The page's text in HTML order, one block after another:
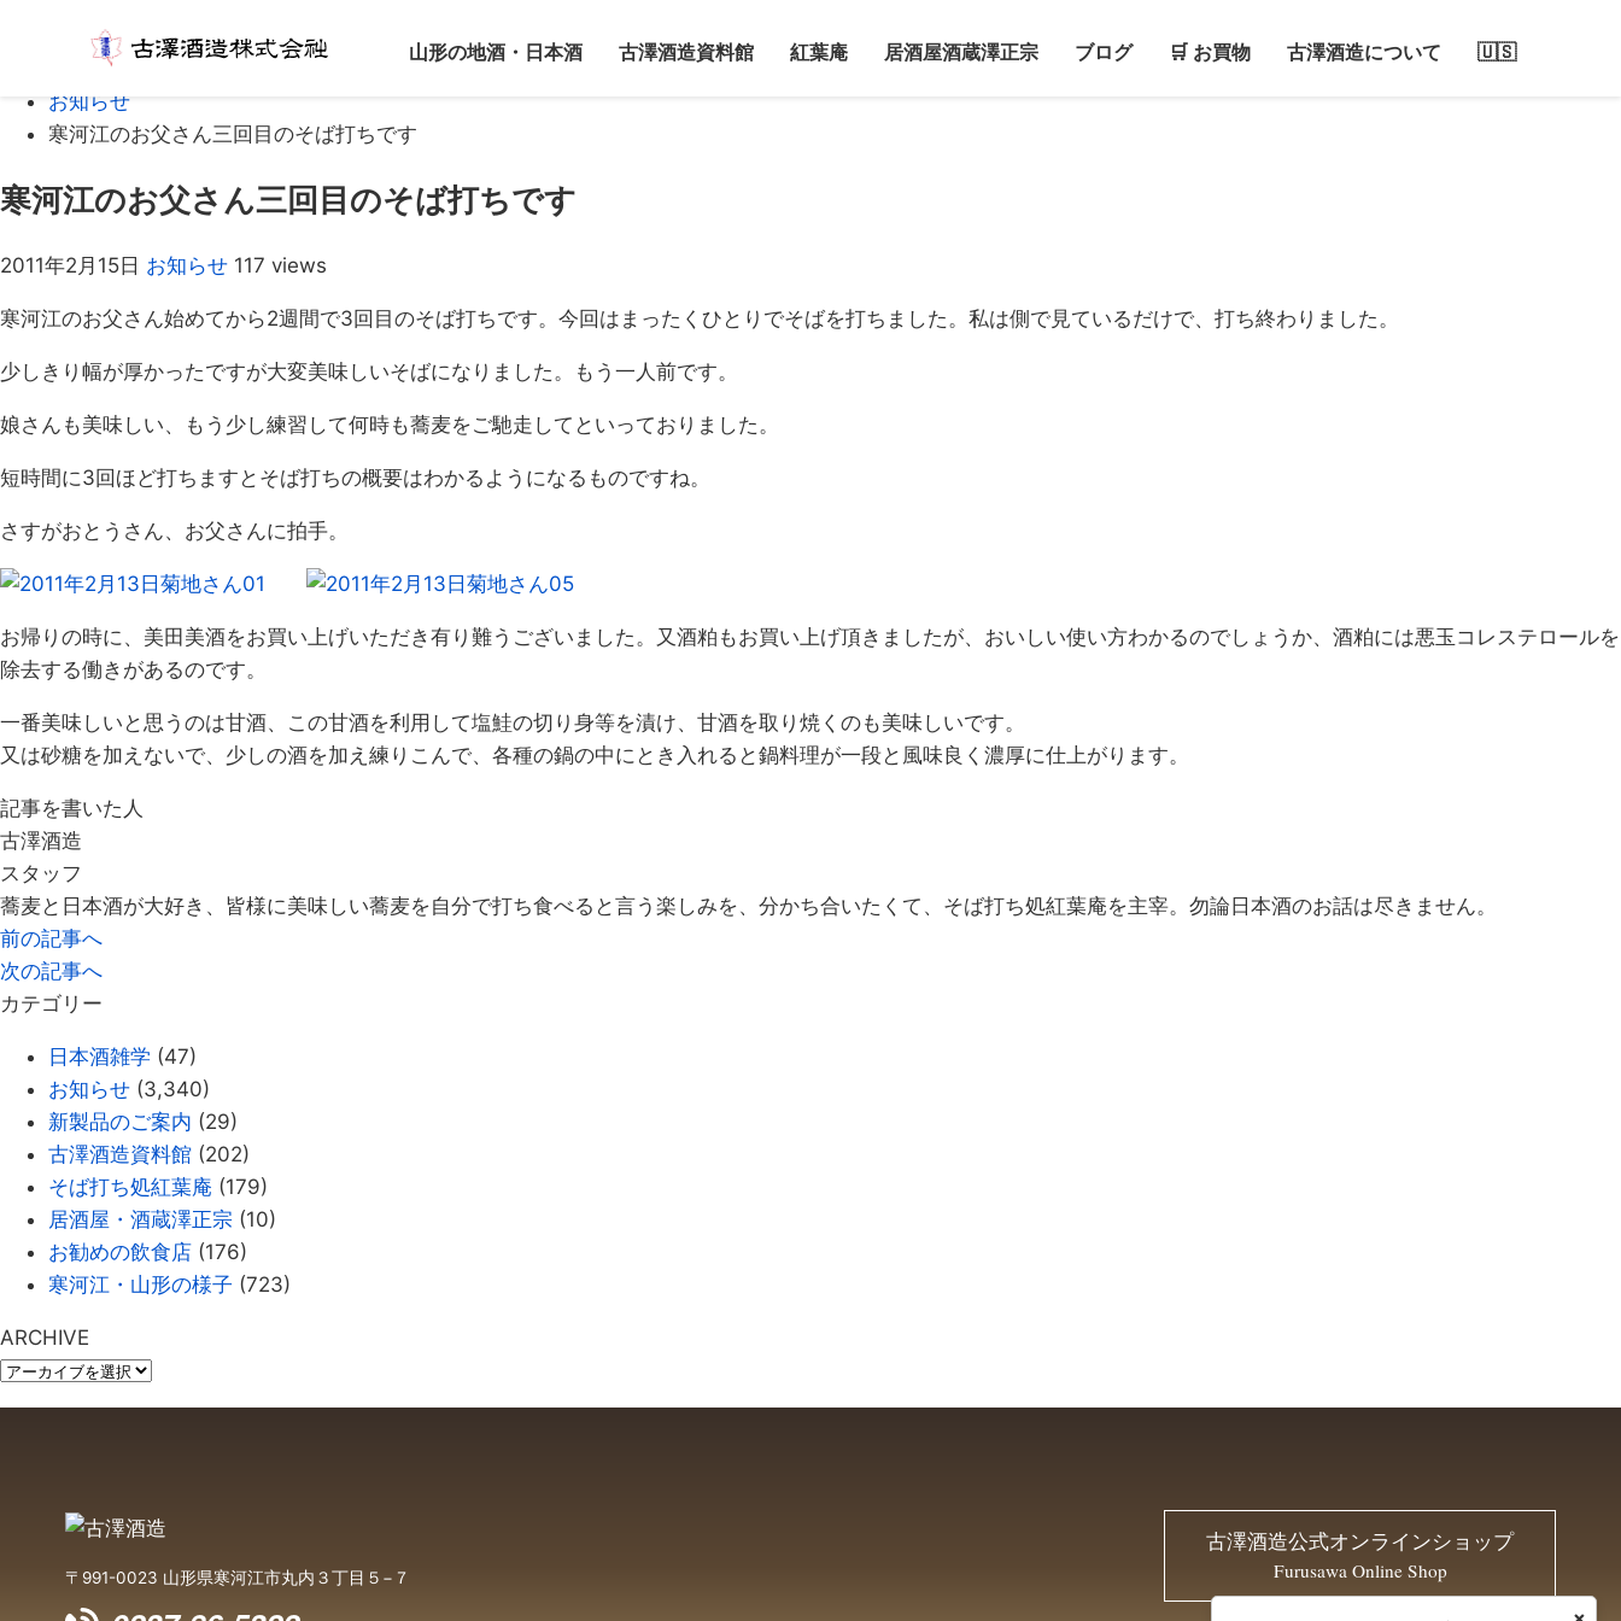
山形の地酒・日本酒 古澤酒造資料館 紅葉庵 居酒屋酒蔵澤正宗 ブログ 🛒 お買物 古澤酒造について 🇺🇸
Home
ブログ
お知らせ
寒河江のお父さん三回目のそば打ちです
寒河江のお父さん三回目のそば打ちです
2011年2月15日 お知らせ 117 views
寒河江のお父さん始めてから2週間で3回目のそば打ちです。今回はまったくひとりでそばを打ちました。私は側で見ているだけで、打ち終わりました。
少しきり幅が厚かったですが大変美味しいそばになりました。もう一人前です。
娘さんも美味しい、もう少し練習して何時も蕎麦をご馳走してといっておりました。
短時間に3回ほど打ちますとそば打ちの概要はわかるようになるものですね。
さすがおとうさん、お父さんに拍手。
お帰りの時に、美田美酒をお買い上げいただき有り難うございました。又酒粕もお買い上げ頂きましたが、おいしい使い方わかるのでしょうか、酒粕には悪玉コレステロールを
除去する働きがあるのです。
一番美味しいと思うのは甘酒、この甘酒を利用して塩鮭の切り身等を漬け、甘酒を取り焼くのも美味しいです。
又は砂糖を加えないで、少しの酒を加え練りこんで、各種の鍋の中にとき入れると鍋料理が一段と風味良く濃厚に仕上がります。
記事を書いた人
古澤酒造
スタッフ
蕎麦と日本酒が大好き、皆様に美味しい蕎麦を自分で打ち食べると言う楽しみを、分かち合いたくて、そば打ち処紅葉庵を主宰。勿論日本酒のお話は尽きません。
前の記事へ
次の記事へ
カテゴリー
日本酒雑学 (47)
お知らせ (3,340)
新製品のご案内 (29)
古澤酒造資料館 (202)
そば打ち処紅葉庵 (179)
居酒屋・酒蔵澤正宗 (10)
お勧めの飲食店 (176)
寒河江・山形の様子 (723)
ARCHIVE
〒991-0023 山形県寒河江市丸内３丁目５−７
古澤酒造公式オンラインショップ
Furusawa Online Shop